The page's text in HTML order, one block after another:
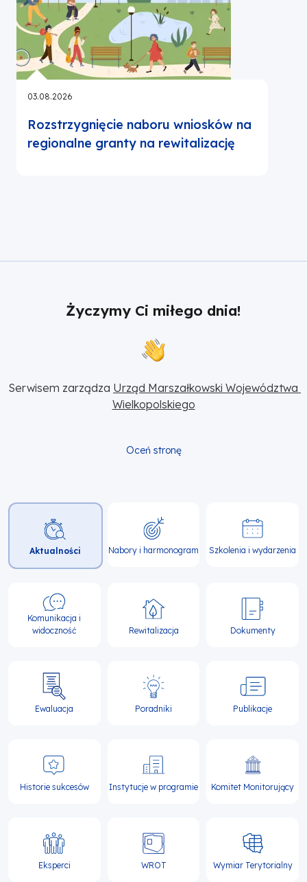
03.08.2026
Rozstrzygnięcie naboru wniosków na
regionalne granty na rewitalizację
Życzymy Ci miłego dnia!
Serwisem zarządza Urząd Marszałkowski Województwa
Wielkopolskiego
Oceń stronę
Główna
nawigacja
Aktualności Nabory i harmonogram Szkolenia i wydarzenia
Komunikacja i
widoczność
Rewitalizacja Dokumenty
Ewaluacja Poradniki Publikacje
Historie sukcesów Instytucje w programie Komitet Monitorujący
Eksperci WROT Wymiar Terytorialny